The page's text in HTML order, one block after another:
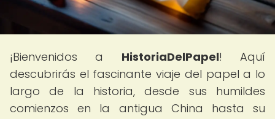
¡Bienvenidos a HistoriaDelPapel! Aquí
descubrirás el fascinante viaje del papel a lo
largo de la historia, desde sus humildes
comienzos en la antigua China hasta su